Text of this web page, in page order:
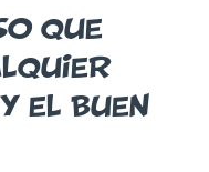
QUE
EL BUEN